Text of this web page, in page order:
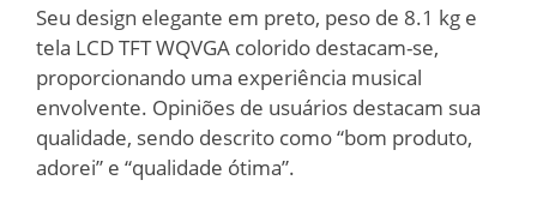
Seu design elegante em preto, peso de 8.1 kg e
tela LCD TFT WQVGA colorido destacam-se,
proporcionando uma experiência musical
envolvente. Opiniões de usuários destacam sua
qualidade, sendo descrito como “bom produto,
adorei” e “qualidade ótima”.